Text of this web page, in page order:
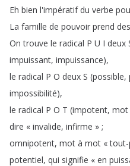
Eh bien l'impératif du verbe
La famille de pouvoir prend des
On trouve le radical P U I deux
impuissant, impuissance),
le radical P O deux S (possible,
impossibilité),
le radical P O T (impotent, mot
dire « invalide, infirme » ;
omnipotent, mot à mot «
potentiel, qui signifie « en